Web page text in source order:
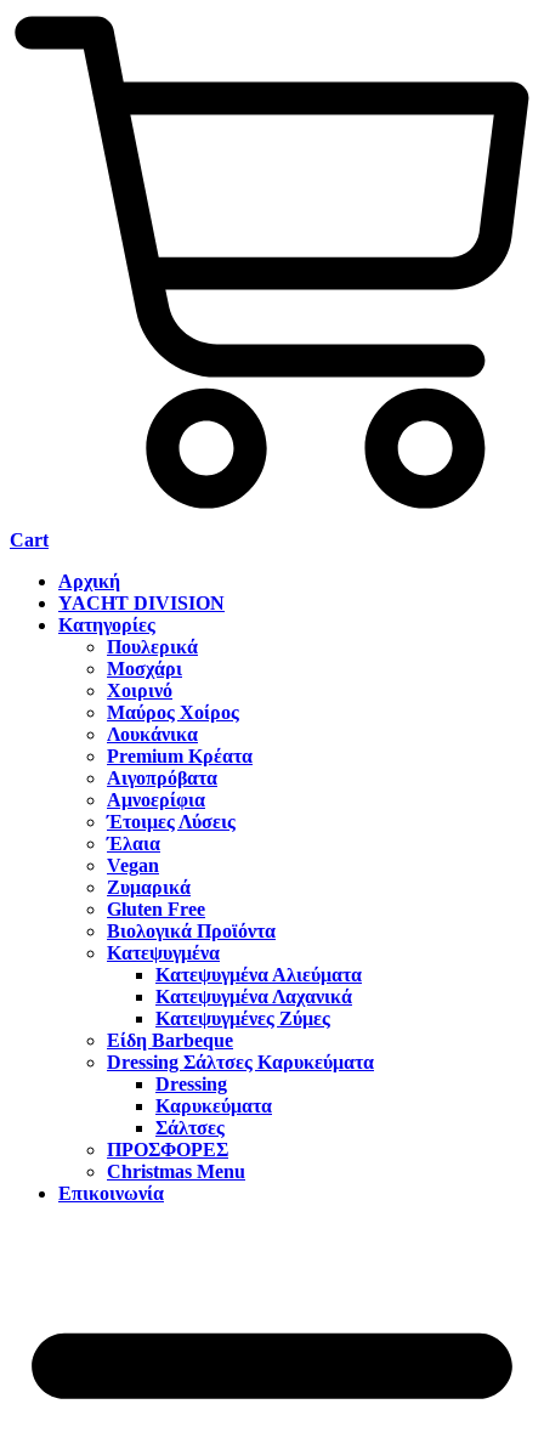
Cart
Αρχική
YACHT DIVISION
Κατηγορίες
Πουλερικά
Μοσχάρι
Χοιρινό
Μαύρος Χοίρος
Λουκάνικα
Premium Κρέατα
Αιγοπρόβατα
Αμνοερίφια
Έτοιμες Λύσεις
Έλαια
Vegan
Ζυμαρικά
Gluten Free
Βιολογικά Προϊόντα
Κατεψυγμένα
Κατεψυγμένα Αλιεύματα
Κατεψυγμένα Λαχανικά
Κατεψυγμένες Ζύμες
Είδη Barbeque
Dressing Σάλτσες Καρυκεύματα
Dressing
Καρυκεύματα
Σάλτσες
ΠΡΟΣΦΟΡΕΣ
Christmas Menu
Επικοινωνία